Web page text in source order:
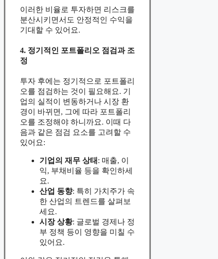
이러한 비율로 투자하면 리스크를
분산시키면서도 안정적인 수익을
기대할 수 있어요.
4. 정기적인 포트폴리오 점검과 조
정
투자 후에는 정기적으로 포트폴리
오를 점검하는 것이 필요해요. 기
업의 실적이 변동하거나 시장 환
경이 바뀌면, 그에 따라 포트폴리
오를 조정해야 하니까요. 이때 다
음과 같은 점검 요소를 고려할 수
있어요:
기업의 재무 상태 : 매출, 이
익, 부채비율 등을 확인하세
요.
산업 동향: 특히 가치주가 속
한 산업의 트렌드를 살펴보
세요.
시장 상황: 글로벌 경제나 정
부 정책 등이 영향을 미칠 수
있어요.